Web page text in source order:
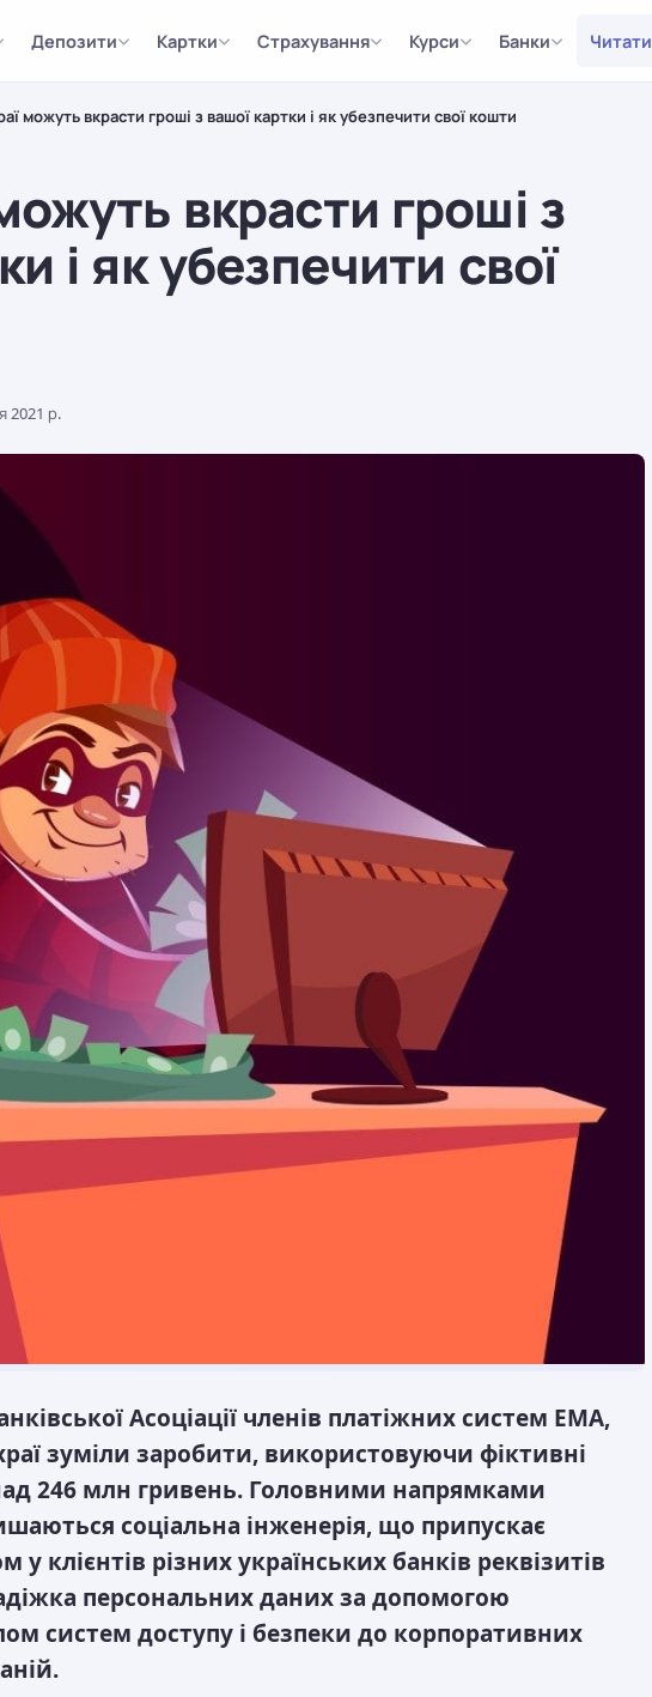
Депозити Картки Страхування Курси Банки Читати
можуть вкрасти гроші з вашої картки і як убезпечити свої кошти
вкрасти гроші з
і як убезпечити свої
2021 р.
Асоціації членів платіжних систем ЕМА,
зуміли заробити, використовуючи фіктивні
246 млн гривень. Головними напрямками
соціальна інженерія, що припускає
клієнтів різних українських банків реквізитів
персональних даних за допомогою
систем доступу і безпеки до корпоративних